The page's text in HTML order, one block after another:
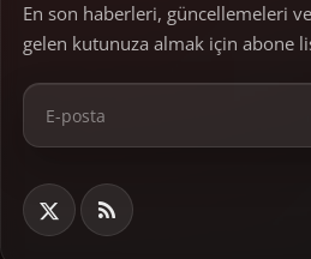
En son haberleri, güncellemeleri
gelen kutunuza almak için abone